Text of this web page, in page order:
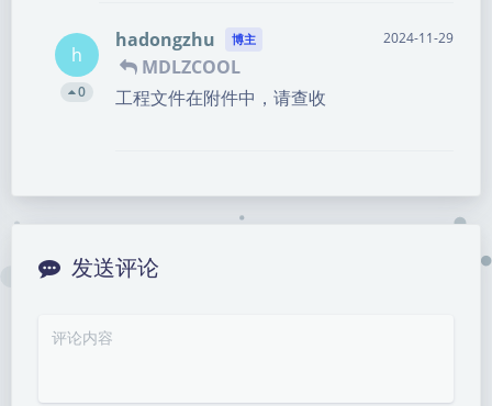
h
0
hadongzhu 博主
MDLZCOOL
2024-11-29
工程文件在附件中，请查收
发送评论